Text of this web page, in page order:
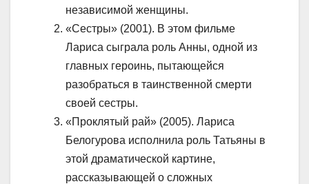
независимой женщины.
«Сестры» (2001). В этом фильме
Лариса сыграла роль Анны, одной из
главных героинь, пытающейся
разобраться в таинственной смерти
своей сестры.
«Проклятый рай» (2005). Лариса
Белогурова исполнила роль Татьяны в
этой драматической картине,
рассказывающей о сложных